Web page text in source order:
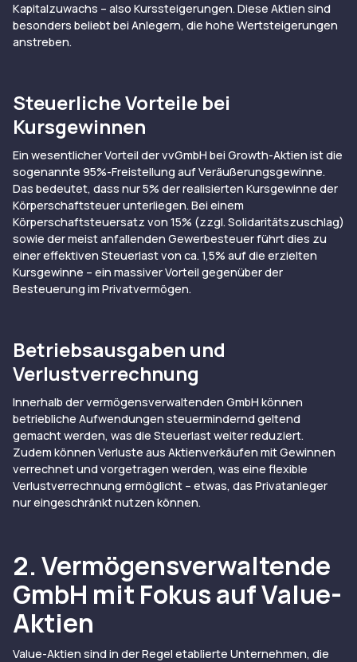
Kapitalzuwachs – also Kurssteigerungen. Diese Aktien sind
besonders beliebt bei Anlegern, die hohe Wertsteigerungen
anstreben.
Steuerliche Vorteile bei
Kursgewinnen
Ein wesentlicher Vorteil der vvGmbH bei Growth-Aktien ist die
sogenannte 95%-Freistellung auf Veräußerungsgewinne.
Das bedeutet, dass nur 5% der realisierten Kursgewinne der
Körperschaftsteuer unterliegen. Bei einem
Körperschaftsteuersatz von 15% (zzgl. Solidaritätszuschlag)
sowie der meist anfallenden Gewerbesteuer führt dies zu
einer effektiven Steuerlast von ca. 1,5% auf die erzielten
Kursgewinne – ein massiver Vorteil gegenüber der
Besteuerung im Privatvermögen.
Betriebsausgaben und
Verlustverrechnung
Innerhalb der vermögensverwaltenden GmbH können
betriebliche Aufwendungen steuermindernd geltend
gemacht werden, was die Steuerlast weiter reduziert.
Zudem können Verluste aus Aktienverkäufen mit Gewinnen
verrechnet und vorgetragen werden, was eine flexible
Verlustverrechnung ermöglicht – etwas, das Privatanleger
nur eingeschränkt nutzen können.
2. Vermögensverwaltende
GmbH mit Fokus auf Value-
Aktien
Value-Aktien sind in der Regel etablierte Unternehmen, die